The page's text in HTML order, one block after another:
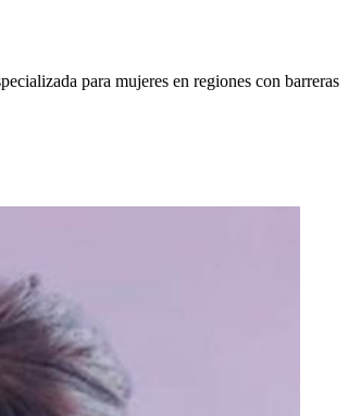
para mujeres en regiones con barreras